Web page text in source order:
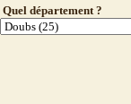
Quel département ?